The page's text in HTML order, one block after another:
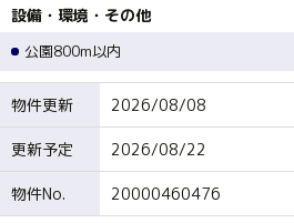
設備・環境・その他
公園800m以内
物件更新 2026/08/08
更新予定 2026/08/22
物件No. 20000460476